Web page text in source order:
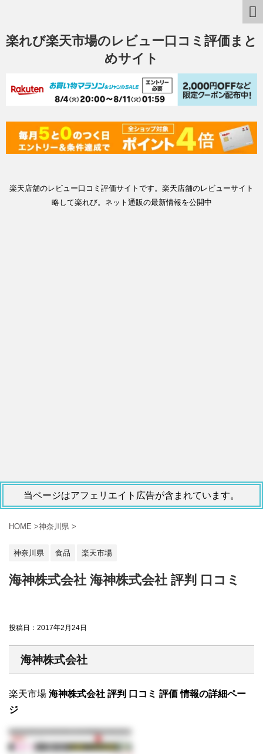
楽れび楽天市場のレビュー口コミ評価まと
めサイト
楽天店舗のレビュー口コミ評価サイトです。楽天店舗のレビューサイト
略して楽れび。ネット通販の最新情報を公開中
当ページはアフェリエイト広告が含まれています。
HOME >神奈川県 >
神奈川県 食品 楽天市場
海神株式会社 海神株式会社 評判 口コミ
投稿日： 2017年2月24日
海神株式会社
楽天市場 海神株式会社 評判 口コミ 評価 情報の詳細ペー
ジ